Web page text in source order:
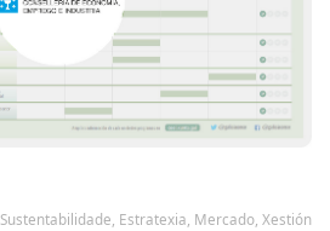
Sustentabilidade, Estratexia, Mercado, Xestión